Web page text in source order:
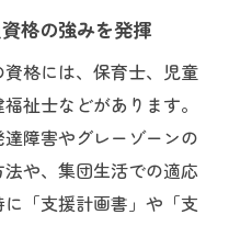
格の強みを発揮
格には、保育士、児童
祉士などがあります。
障害やグレーゾーンの
や、集団生活での適応
「支援計画書」や「支